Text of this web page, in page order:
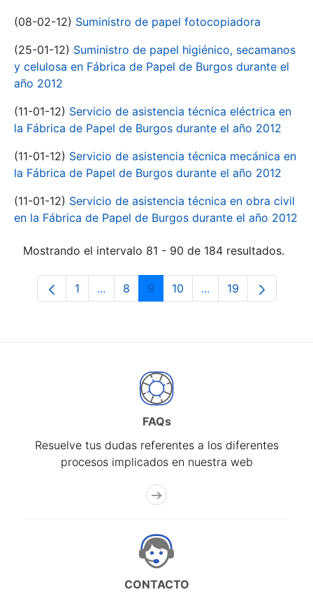
(08-02-12) Suministro de papel fotocopiadora
(25-01-12) Suministro de papel higiénico, secamanos
y celulosa en Fábrica de Papel de Burgos durante el
año 2012
(11-01-12) Servicio de asistencia técnica eléctrica en
la Fábrica de Papel de Burgos durante el año 2012
(11-01-12) Servicio de asistencia técnica mecánica en
la Fábrica de Papel de Burgos durante el año 2012
(11-01-12) Servicio de asistencia técnica en obra civil
en la Fábrica de Papel de Burgos durante el año 2012
Mostrando el intervalo 81 - 90 de 184 resultados.
Página
1 ...Páginas intermedias Use TAB para
Página
8 Página
9 Página
10 ...PáginasPágina
19
FAQs
Resuelve tus dudas referentes a los diferentes
procesos implicados en nuestra web
CONTACTO